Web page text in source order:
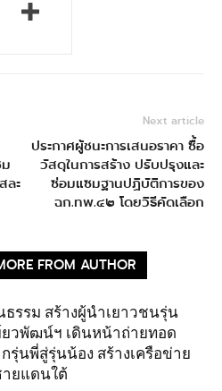
ละ
Next article
ประกาศผู้ชนะการเสนอราคา ซื้อ
วัสดุในการสร้าง ปรับปรุงและ
ซ่อมแซมฐานปฏิบัติการของ
ฉก.ทพ.๔๒ โดยวิธีคัดเลือก
FROM AUTHOR
รรม สร้างผู้นำเยาวชนรุ่น
วพัฒน์ฯ เดินหน้าถ่ายทอด
รุ่นพี่สู่รุ่นน้อง สร้างเครือข่าย
ยแดนใต้